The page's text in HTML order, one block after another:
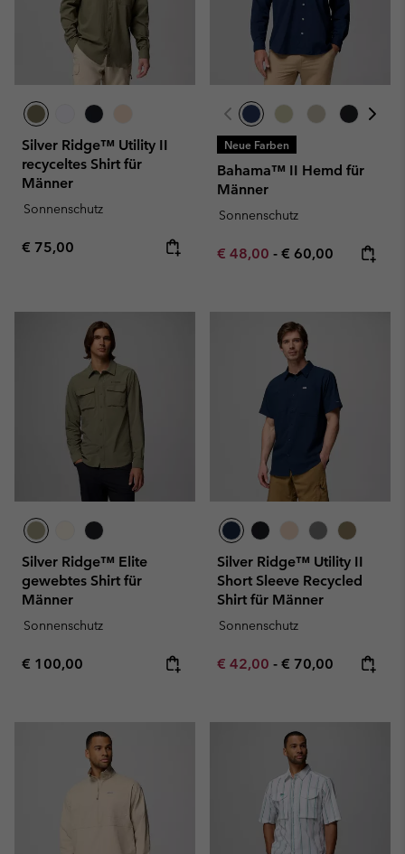
Silver Ridge™ Utility II
recyceltes Shirt für
Männer
Sonnenschutz
Regular price:
€ 75,00
Neue Farben
Bahama™ II Hemd für
Männer
Sonnenschutz
Minimum sale price:
€ 48,00 - Maximum price:
€ 60,00
Silver Ridge™ Elite
gewebtes Shirt für
Männer
Sonnenschutz
Regular price:
€ 100,00
Silver Ridge™ Utility II
Short Sleeve Recycled
Shirt für Männer
Sonnenschutz
Minimum sale price:
€ 42,00 - Maximum price:
€ 70,00